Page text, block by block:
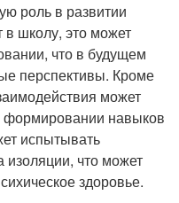
роль в развитии
в школу, это может
что в будущем
перспективы. Кроме
может
формировании навыков
испытывать
что может
здоровье.